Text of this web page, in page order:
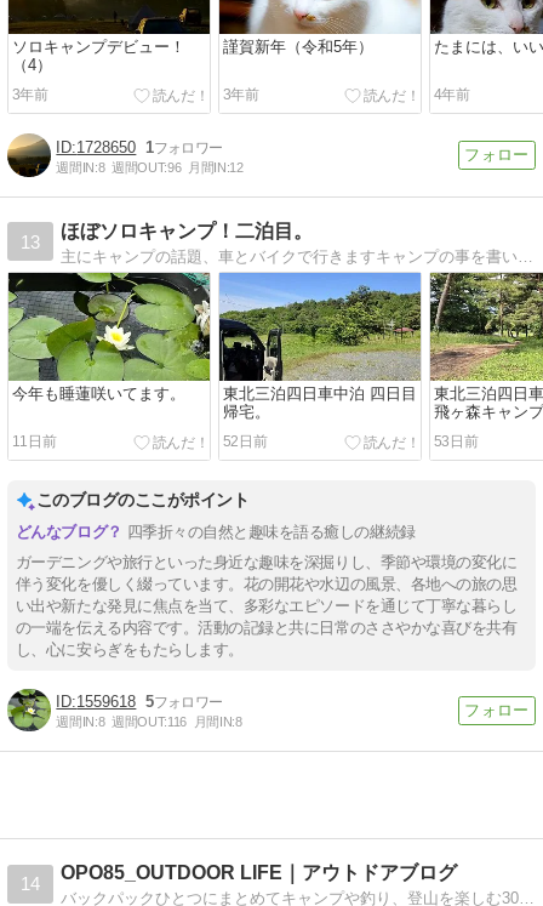
ソロキャンプデビュー！
（4）
3年前
謹賀新年（令和5年）
3年前
たまには、い
4年前
1728650 1
週間IN:8 週間OUT:96 月間IN:12
13
ほぼソロキャンプ！二泊目。
今年も睡蓮咲いてます。
11日前
東北三泊四日車中泊 四日目
帰宅。
52日前
東北三泊四日
飛ヶ森キャン
53日前
このブログのここがポイント
四季折々の自然と趣味を語る癒しの継続録
ガーデニングや旅行といった身近な趣味を深掘りし、季節や環境の変化に
伴う変化を優しく綴っています。花の開花や水辺の風景、各地への旅の思
い出や新たな発見に焦点を当て、多彩なエピソードを通じて丁寧な暮らし
の一端を伝える内容です。活動の記録と共に日常のささやかな喜びを共有
し、心に安らぎをもたらします。
1559618 5
週間IN:8 週間OUT:116 月間IN:8
14
OPO85_OUTDOOR LIFE｜アウトドアブログ
バックパックひとつにまとめてキャンプや釣り、登山を楽しむ30代・使っている道具の事や、体験・ノウハウなんかを記事にしています